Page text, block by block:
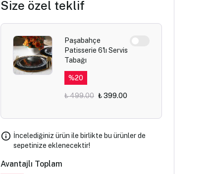
Size özel teklif
Paşabahçe
Patisserie 6'lı Servis
Tabağı
%20
₺ 499.00 ₺ 399.00
İncelediğiniz ürün ile birlikte bu ürünler de
sepetinize eklenecektir!
Avantajlı Toplam